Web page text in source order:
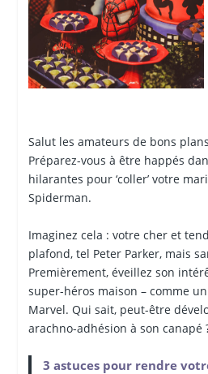
Salut les amateurs de bons
Préparez-vous à être happés
hilarantes pour ‘coller’ votre
Spiderman. ️
Imaginez cela : votre cher et
plafond, tel Peter Parker, mais
Premièrement, éveillez son
super-héros maison – comme
Marvel. Qui sait, peut-être
arachno-adhésion à son canapé
3 astuces pour rendre